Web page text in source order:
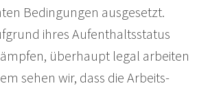
Bedingungen ausgesetzt.
ihres Aufenthaltsstatus
überhaupt legal arbeiten
sehen wir, dass die Arbeits-